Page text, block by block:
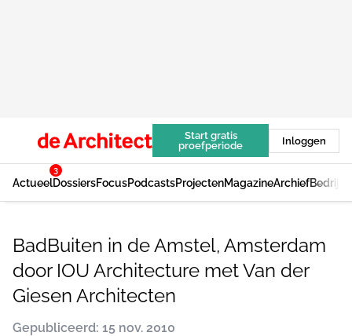
Start gratis
proefperiode
Inloggen
Actueel
3
DossiersFocusPodcastsProjectenMagazineArchief
BadBuiten in de Amstel, Amsterdam
door IOU Architecture met Van der
Giesen Architecten
Gepubliceerd: 15 nov. 2010